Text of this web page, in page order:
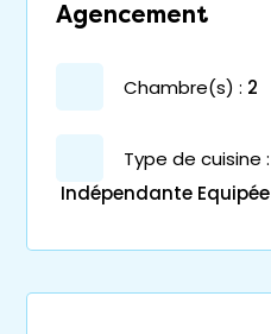
Agencement
chambre(s) : 2
Type de cuisine :
Indépendante Equipée